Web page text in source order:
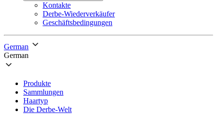
Kontakte
Derbe-Wiederverkäufer
Geschäftsbedingungen
German
German
Produkte
Sammlungen
Haartyp
Die Derbe-Welt